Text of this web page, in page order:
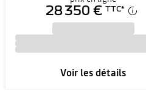
28 350 € TTC*
Voir les détails